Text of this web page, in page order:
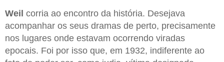
Weil corria ao encontro da história. Desejava
acompanhar os seus dramas de perto, precisamente
nos lugares onde estavam ocorrendo viradas
epocais. Foi por isso que, em 1932, indiferente ao